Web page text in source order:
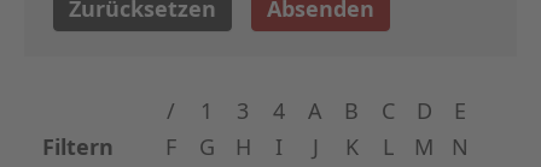
Zurücksetzen Absenden
Filtern
/ 1 3 4 A B C D
E
F
G H I J K L M N